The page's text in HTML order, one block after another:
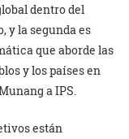
dentro del
y la segunda es
que aborde las
y los países en
a IPS.
están